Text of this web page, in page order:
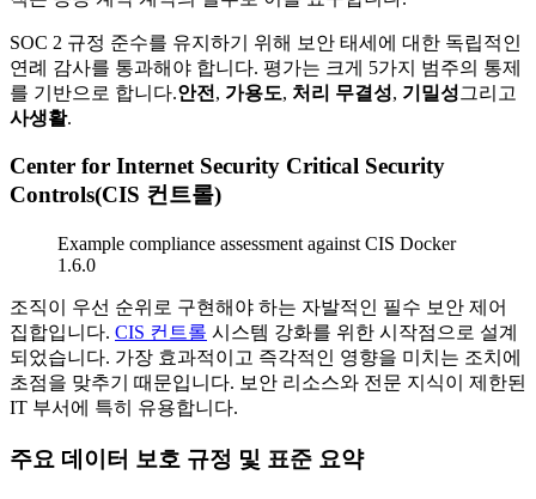
SOC 2 규정 준수를 유지하기 위해 보안 태세에 대한 독립적인
연례 감사를 통과해야 합니다. 평가는 크게 5가지 범주의 통제
를 기반으로 합니다.안전 , 가용도, 처리 무결성, 기밀성그리고
사생활.
Center for Internet Security Critical Security
Controls(CIS 컨트롤)
Example compliance assessment against CIS Docker
1.6.0
조직이 우선 순위로 구현해야 하는 자발적인 필수 보안 제어
집합입니다. CIS 컨트롤 시스템 강화를 위한 시작점으로 설계
되었습니다. 가장 효과적이고 즉각적인 영향을 미치는 조치에
초점을 맞추기 때문입니다. 보안 리소스와 전문 지식이 제한된
IT 부서에 특히 유용합니다.
주요 데이터 보호 규정 및 표준 요약